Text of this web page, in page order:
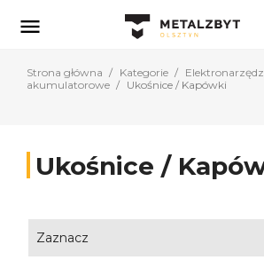

Strona główna Kategorie
akumulatorowe
Ukośnice / Kapówki
Ukośnice /
Zaznacz